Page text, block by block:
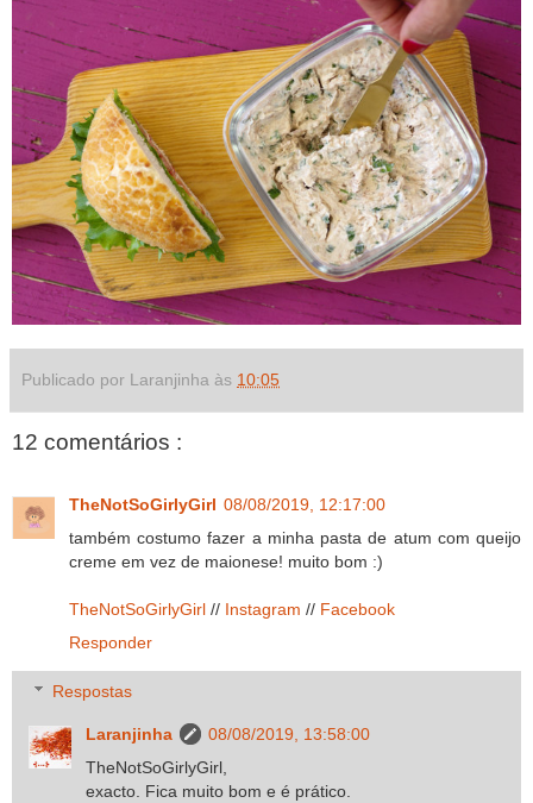
Publicado por Laranjinha às 10:05
12 comentários :
TheNotSoGirlyGirl 08/08/2019, 12:17:00
também costumo fazer a minha pasta de atum com queijo
creme em vez de maionese! muito bom :)
TheNotSoGirlyGirl // Instagram // Facebook
Responder
Respostas
Laranjinha
08/08/2019, 13:58:00
TheNotSoGirlyGirl,
exacto. Fica muito bom e é prático.